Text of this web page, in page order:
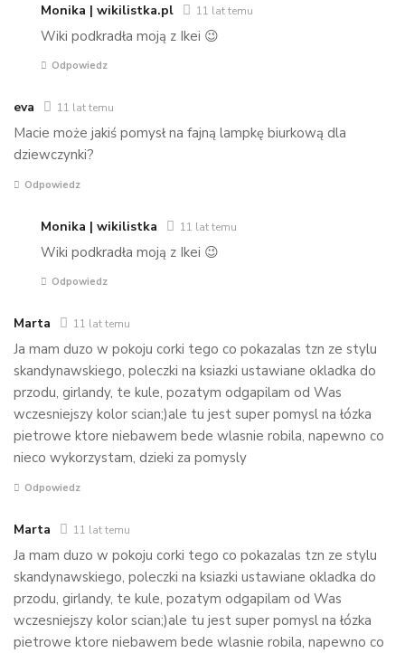
Monika | wikilistka.pl 11 lat temu
Wiki podkradła moją z Ikei 😉
Odpowiedz
eva 11 lat temu
Macie może jakiś pomysł na fajną lampkę biurkową dla
dziewczynki?
Odpowiedz
Monika | wikilistka 11 lat temu
Wiki podkradła moją z Ikei 😉
Odpowiedz
Marta 11 lat temu
Ja mam duzo w pokoju corki tego co pokazalas tzn ze stylu
skandynawskiego, poleczki na ksiazki ustawiane okladka do
przodu, girlandy, te kule, pozatym odgapilam od Was
wczesniejszy kolor scian;)ale tu jest super pomysl na łózka
pietrowe ktore niebawem bede wlasnie robila, napewno co
nieco wykorzystam, dzieki za pomysly
Odpowiedz
Marta 11 lat temu
Ja mam duzo w pokoju corki tego co pokazalas tzn ze stylu
skandynawskiego, poleczki na ksiazki ustawiane okladka do
przodu, girlandy, te kule, pozatym odgapilam od Was
wczesniejszy kolor scian;)ale tu jest super pomysl na łózka
pietrowe ktore niebawem bede wlasnie robila, napewno co